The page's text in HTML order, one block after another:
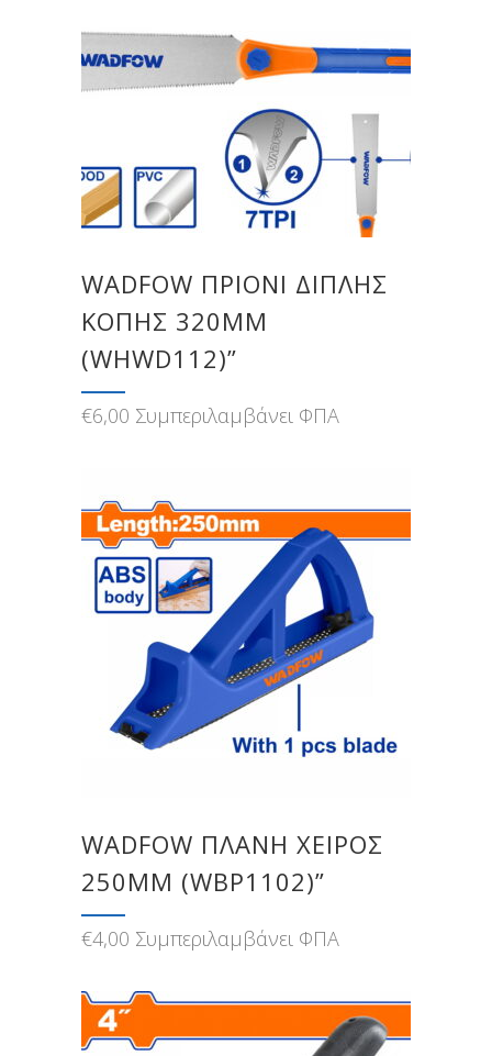
WADFOW ΠΡΙΟΝΙ ΔΙΠΛΗΣ
ΚΟΠΗΣ 320MM
(WHWD112)”
€6,00 Συμπεριλαμβάνει ΦΠΑ
WADFOW ΠΛΑΝΗ ΧΕΙΡΟΣ
250MM (WBP1102)”
€4,00 Συμπεριλαμβάνει ΦΠΑ